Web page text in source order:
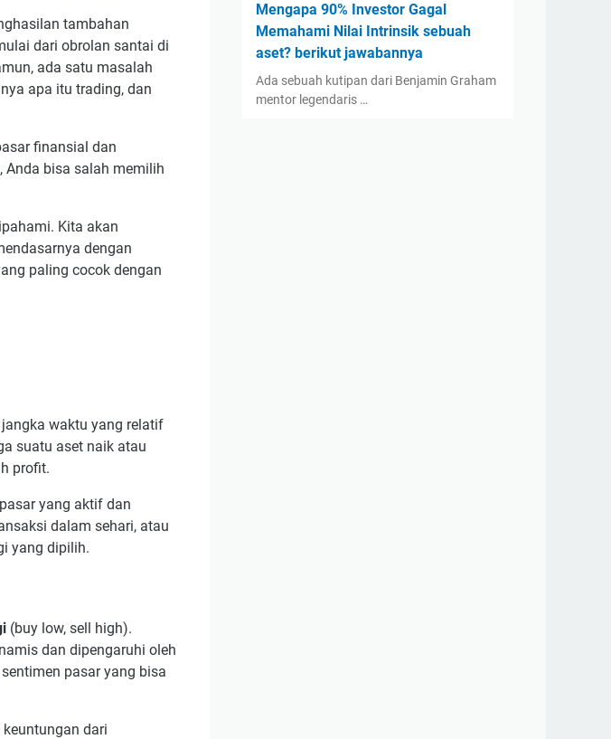
tambahan
dari obrolan santai di
ada satu masalah
apa itu trading, dan
finansial dan
Anda bisa salah memilih
Kita akan
dengan
paling cocok dengan
waktu yang relatif
suatu aset naik atau
profit.
yang aktif dan
dalam sehari, atau
yang dipilih.
(buy low, sell high).
dan dipengaruhi oleh
pasar yang bisa
dari
Mengapa 90% Investor Gagal
Memahami Nilai Intrinsik sebuah
aset? berikut jawabannya
Ada sebuah kutipan dari Benjamin Graham
mentor legendaris …